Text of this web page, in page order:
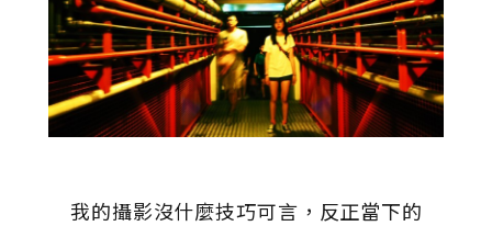
我的攝影沒什麼技巧可言，反正當下的